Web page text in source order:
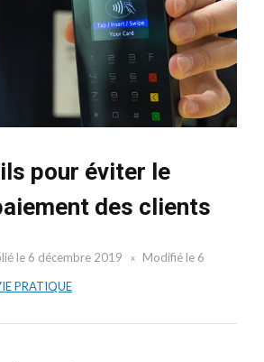
pour éviter le
des clients
le 6 décembre 2019 Modifié le 6
PRATIQUE